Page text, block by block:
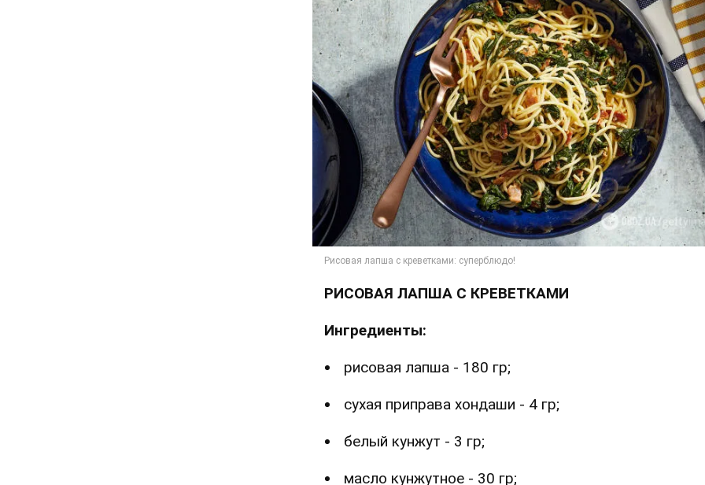
РИСОВАЯ ЛАПША С КРЕВЕТКАМИ
Ингредиенты:
рисовая лапша - 180 гр;
сухая приправа хондаши - 4 гр;
белый кунжут - 3 гр;
масло кунжутное - 30 гр;